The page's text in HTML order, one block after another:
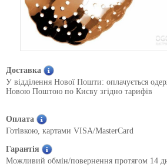
Доставка
У відділення Нової Пошти: оплачується
Новою Поштою по Києву згідно тарифів
Оплата
Готівкою, картами VISA/MasterCard
Гарантія
Можливий обмін/повернення протягом 14